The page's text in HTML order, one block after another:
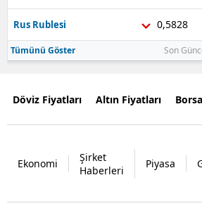
Rus Rublesi 0,5828
Tümünü Göster Son
Döviz Fiyatları Altın Fiyatları
Ekonomi
Şirket
Haberleri
Piyasa